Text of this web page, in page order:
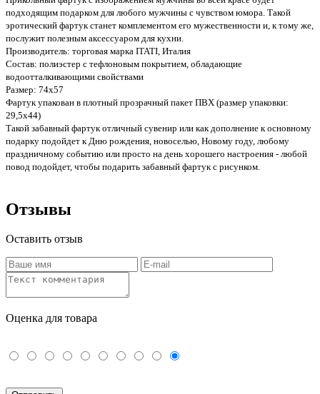
подходящим подарком для любого мужчины с чувством юмора. Такой
эротический фартук станет комплементом его мужественности и, к тому же,
послужит полезным аксессуаром для кухни.
Производитель: торговая марка ITATI, Италия
Состав: полиэстер с тефлоновым покрытием, обладающие
водоотталкивающими свойствами
Размер: 74х57
Фартук упакован в плотный прозрачный пакет ПВХ (размер упаковки:
29,5х44)
Такой забавный фартук отличный сувенир или как дополнение к основному
подарку подойдет к Дню рождения, новоселью, Новому году, любому
праздничному событию или просто на день хорошего настроения - любой
повод подойдет, чтобы подарить забавный фартук с рисунком.
Отзывы
Оставить отзыв
Оценка для товара